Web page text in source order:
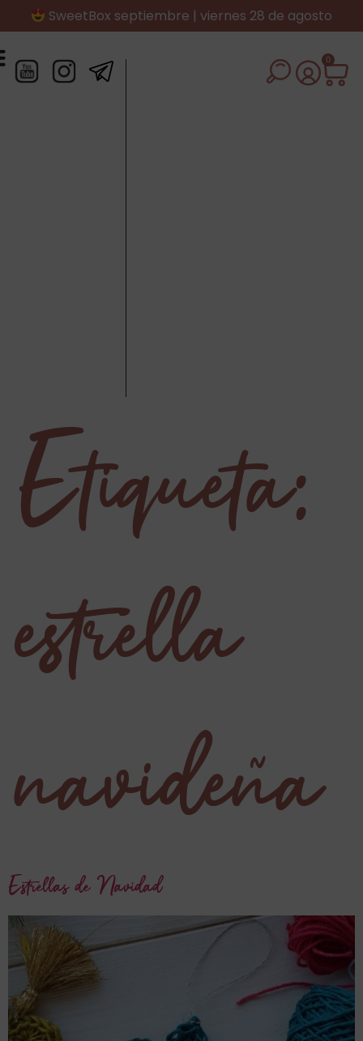
SweetBox septiembre | viernes 28 de agosto
0
Etiqueta:
estrella
navideña
Estrellas de Navidad